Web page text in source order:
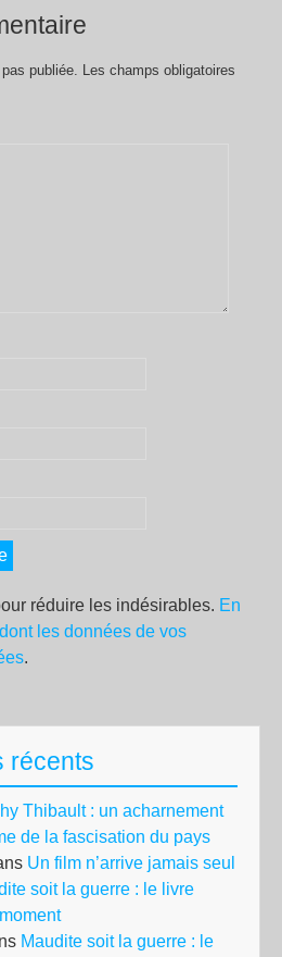
publiée. Les champs obligatoires
réduire les indésirables. En
les données de vos
.
récents
Thibault : un acharnement
de la fascisation du pays
Un film n’arrive jamais seul
soit la guerre : le livre
Maudite soit la guerre : le